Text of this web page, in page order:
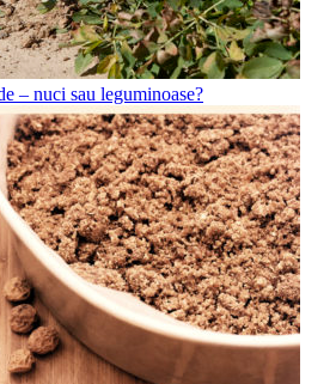
– nuci sau leguminoase?